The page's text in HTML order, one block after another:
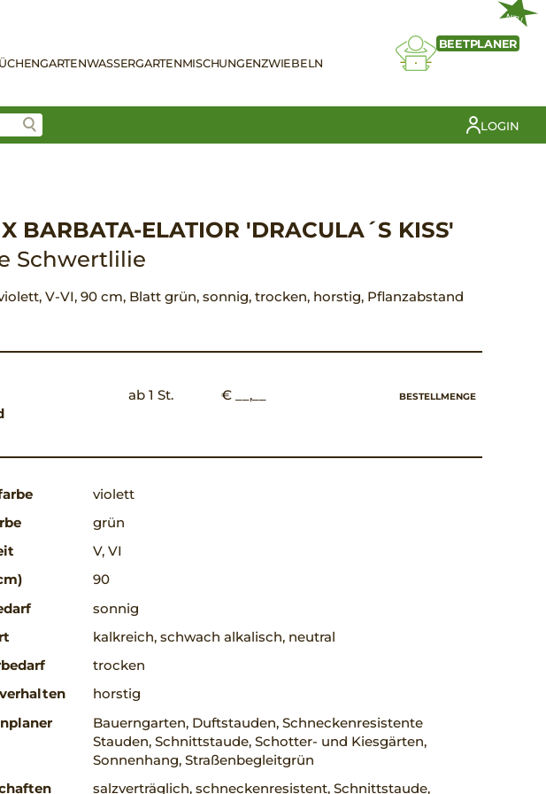
WASSERGARTENMISCHUNGENZWIEBELN
NEU
BEETPLANER
LOGIN
BARBATA-ELATIOR 'DRACULA´S KISS'
Schwertlilie
V-VI, 90 cm, Blatt grün, sonnig, trocken, horstig, Pflanzabstand
ab 1 St. € __,__ BESTELLMENGE
violett
grün
V, VI
90
sonnig
kalkreich, schwach alkalisch, neutral
trocken
horstig
Bauerngarten, Duftstauden, Schneckenresistente
Stauden, Schnittstaude, Schotter- und Kiesgärten,
Sonnenhang, Straßenbegleitgrün
salzverträglich, schneckenresistent, Schnittstaude,